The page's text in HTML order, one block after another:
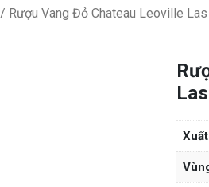
/ Rượu Vang Đỏ Chateau Leoville